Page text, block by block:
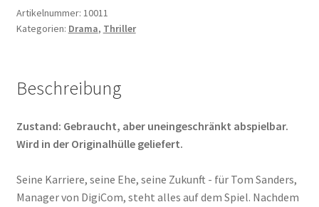
Artikelnummer: 10011
Kategorien: Drama, Thriller
Beschreibung
Zustand: Gebraucht, aber uneingeschränkt abspielbar.
Wird in der Originalhülle geliefert.
Seine Karriere, seine Ehe, seine Zukunft - für Tom Sanders,
Manager von DigiCom, steht alles auf dem Spiel. Nachdem